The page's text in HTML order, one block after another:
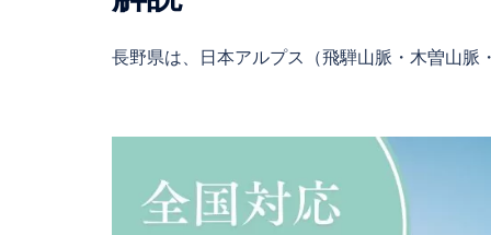
長野県は、日本アルプス（飛騨山脈・木曽山